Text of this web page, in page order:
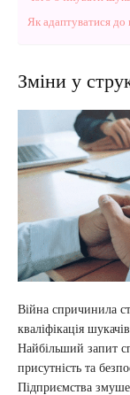
Як адаптуватися до
Зміни у
Війна спричинила
кваліфікація
Найбільший запит
присутність та
Підприємства